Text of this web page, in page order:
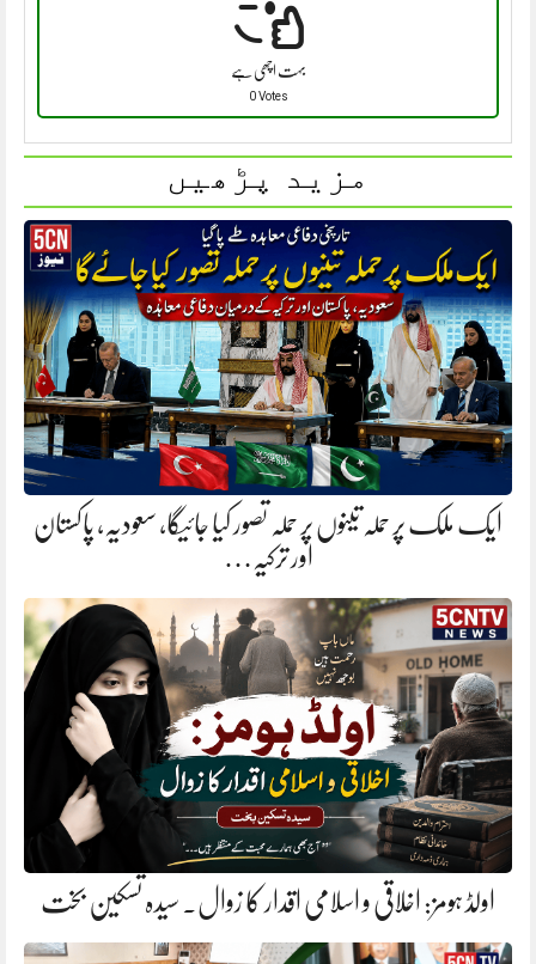
بہت اچھی ہے
0 Votes
مزید پڑھیں
ایک ملک پر حملہ تینوں پر حملہ تصور کیا جائیگا، سعودیہ، پاکستان
اور ترکیہ…
اولڈ ہومز: اخلاقی و اسلامی اقدار کا زوال. سیدہ تسکین بخت